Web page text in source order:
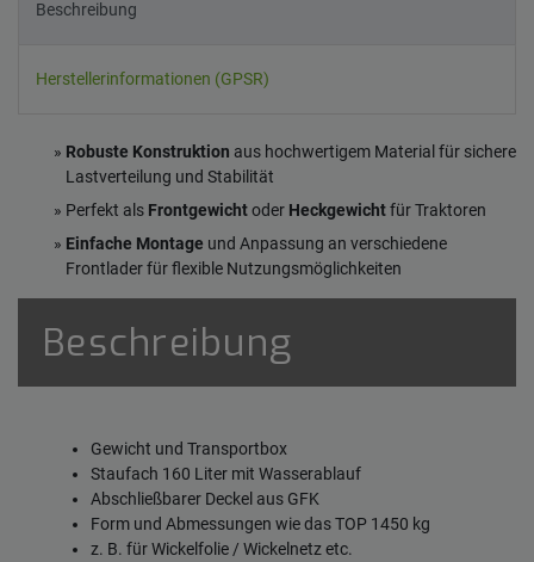
Beschreibung
Herstellerinformationen (GPSR)
Robuste Konstruktion aus hochwertigem Material für sichere
Lastverteilung und Stabilität
Perfekt als Frontgewichtoder Heckgewichtfür Traktoren
Einfache Montage und Anpassung an verschiedene
Frontlader für flexible Nutzungsmöglichkeiten
Beschreibung
Gewicht und Transportbox
Staufach 160 Liter mit Wasserablauf
Abschließbarer Deckel aus GFK
Form und Abmessungen wie das TOP 1450 kg
z. B. für Wickelfolie / Wickelnetz etc.